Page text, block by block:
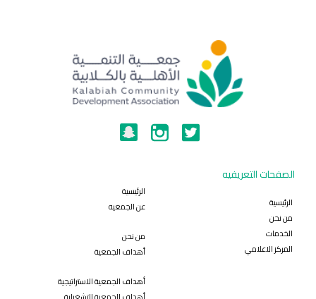
الصفحات التعريفيه
الرئيسية
من نحن
الخدمات
المركز الاعلامي
الرئيسية
عن الجمعيه
من نحن
أهداف الجمعية
أهداف الجمعية الاستراتيجية